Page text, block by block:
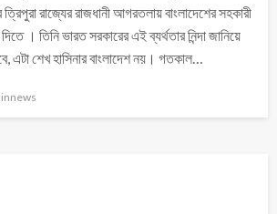
রাজ্যের রাজধানী আগরতলায় বাংলাদেশের সহকারী
। তিনি ভারত সরকারের এই ব্যর্থতার নিন্দা জানিয়ে
এটা শেখ হাসিনার বাংলাদেশ নয়। গতকাল…